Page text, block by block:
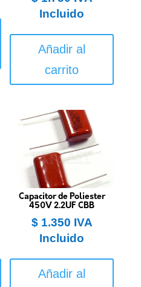
Incluido
Añadir al
carrito
Capacitor de Poliester
450V 2.2UF CBB
$1.350 IVA
Incluido
Añadir al